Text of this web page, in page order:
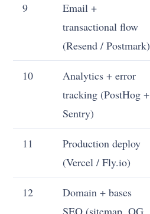
9
Email +
transactional flow
(Resend / Postmark)
10
Analytics + error
tracking (PostHog +
Sentry)
11
Production deploy
(Vercel / Fly.io)
12
Domain + bases